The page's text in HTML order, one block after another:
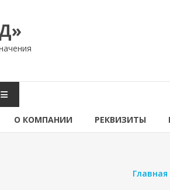
О КОМПАНИИ РЕКВИЗИТЫ
Главная